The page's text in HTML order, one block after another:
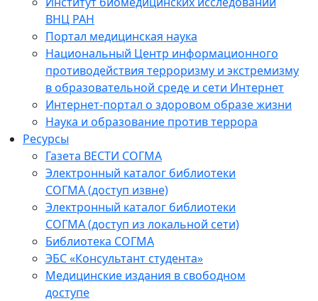
ВНЦ РАН
Портал медицинская наука
Национальный Центр информационного
противодействия терроризму и экстремизму
в образовательной среде и сети Интернет
Интернет-портал о здоровом образе жизни
Наука и образование против террора
Ресурсы
Газета ВЕСТИ СОГМА
Электронный каталог библиотеки
СОГМА (доступ извне)
Электронный каталог библиотеки
СОГМА (доступ из локальной сети)
Библиотека СОГМА
ЭБС «Консультант студента»
Медицинские издания в свободном
доступе